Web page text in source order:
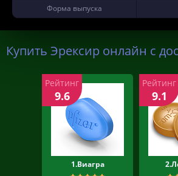
Форма выпуска
Купить Эрексир онлайн с
1.Виагра
Рейтинг
9.6
Рейтинг
9.1